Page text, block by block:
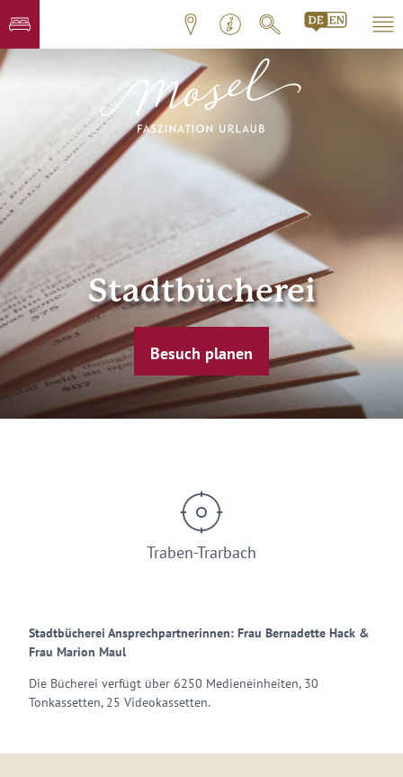
Stadtbücherei
Besuch planen
Traben-Trarbach
Stadtbücherei Ansprechpartnerinnen: Frau Bernadette Hack &
Frau Marion Maul
Die Bücherei verfügt über 6250 Medieneinheiten, 30
Tonkassetten, 25 Videokassetten.